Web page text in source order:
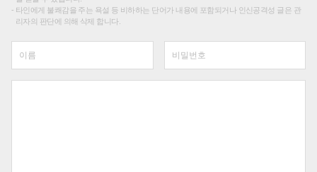
타인에게 불쾌감을 주는 욕설 등 비하하는 단어가 내용에 포함되거나 인신공격성 글은 관
리자의 판단에 의해 삭제 합니다.